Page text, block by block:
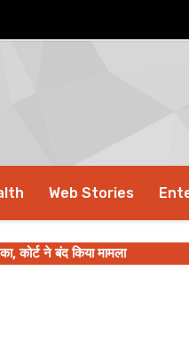
Web Stories
कोर्ट ने बंद किया मामला